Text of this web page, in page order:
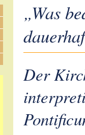
„Was
Der